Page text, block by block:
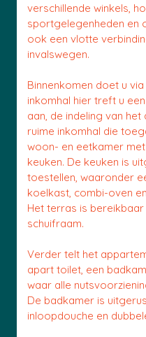
verschillende winkels,
sportgelegenheden en
ook een vlotte
invalswegen.
Binnenkomen doet u
inkomhal hier treft u
aan, de indeling van
ruime inkomhal die
woon- en eetkamer
keuken. De keuken is
toestellen, waaronder
koelkast, combi-oven
Het terras is
schuifraam.
Verder telt het
apart toilet, een
waar alle
De badkamer is
inloopdouche en